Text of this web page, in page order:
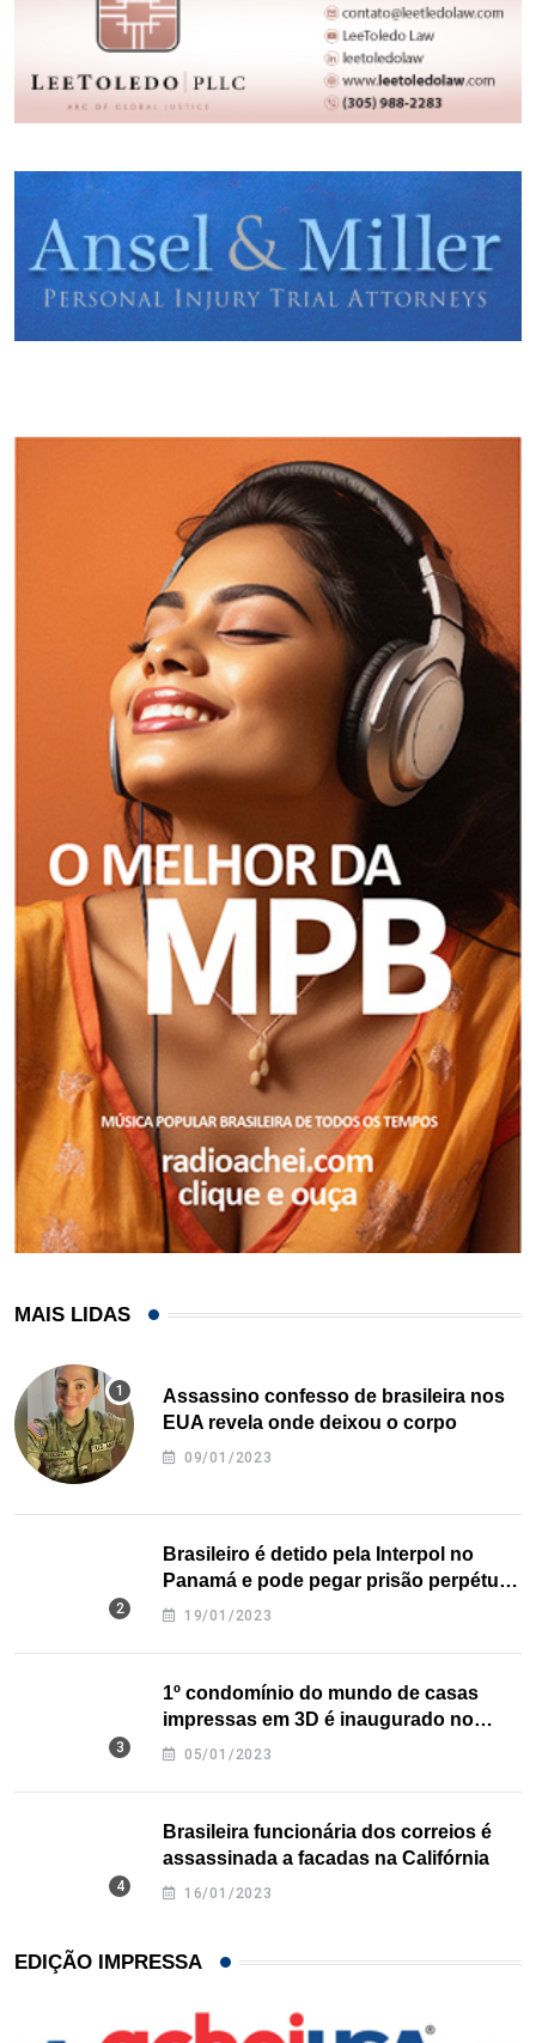
MAIS LIDAS
Assassino confesso de brasileira nos
EUA revela onde deixou o corpo
09/01/2023
Brasileiro é detido pela Interpol no
Panamá e pode pegar prisão perpétua
nos EUA
19/01/2023
1º condomínio do mundo de casas
impressas em 3D é inaugurado no
Texas
05/01/2023
Brasileira funcionária dos correios é
assassinada a facadas na Califórnia
16/01/2023
EDIÇÃO IMPRESSA